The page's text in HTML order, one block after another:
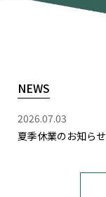
NEWS
2026.07.03
夏季休業のお知らせ